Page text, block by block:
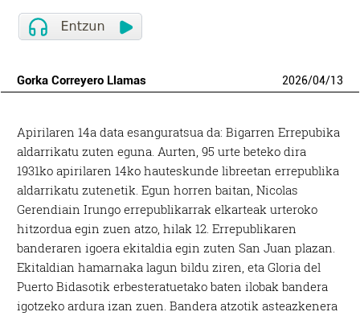
Gorka Correyero Llamas 2026/04/13
Apirilaren 14a data esanguratsua da: Bigarren Errepubika
aldarrikatu zuten eguna. Aurten, 95 urte beteko dira
1931ko apirilaren 14ko hauteskunde libreetan errepublika
aldarrikatu zutenetik. Egun horren baitan, Nicolas
Gerendiain Irungo errepublikarrak elkarteak urteroko
hitzordua egin zuen atzo, hilak 12. Errepublikaren
banderaren igoera ekitaldia egin zuten San Juan plazan.
Ekitaldian hamarnaka lagun bildu ziren, eta Gloria del
Puerto Bidasotik erbesteratuetako baten ilobak bandera
igotzeko ardura izan zuen. Bandera atzotik asteazkenera